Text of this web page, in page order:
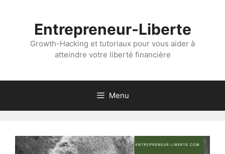
Entrepreneur-Liberte
Growth-Hacking et tutoriaux pour vous aider à
atteindre votre liberté financière
Menu